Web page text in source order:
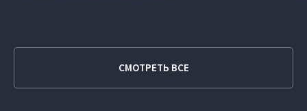
СМОТРЕТЬ ВСЕ